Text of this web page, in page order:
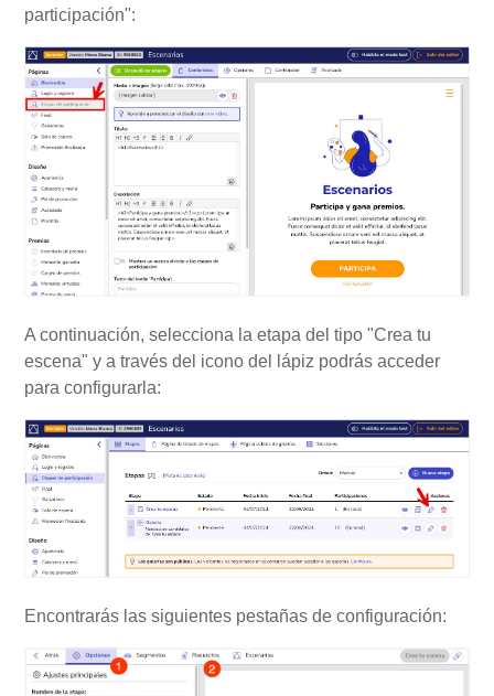
participación":
A continuación, selecciona la etapa del tipo "Crea tu
escena" y a través del icono del lápiz podrás acceder
para configurarla:
Encontrarás las siguientes pestañas de configuración: